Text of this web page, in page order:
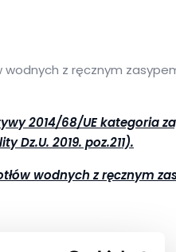
wodnych z ręcznym
2014/68/UE kategoria
Dz.U. 2019. poz.211).
wodnych z ręcznym